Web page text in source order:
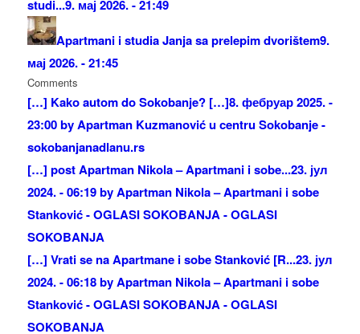
studi...9. мај 2026. - 21:49
Apartmani i studia Janja sa prelepim dvorištem9.
мај 2026. - 21:45
Comments
[…] Kako autom do Sokobanje? […]8. фебруар 2025. -
23:00 by Apartman Kuzmanović u centru Sokobanje -
sokobanjanadlanu.rs
[…] post Apartman Nikola – Apartmani i sobe...23. јул
2024. - 06:19 by Apartman Nikola – Apartmani i sobe
Stanković - OGLASI SOKOBANJA - OGLASI
SOKOBANJA
[…] Vrati se na Apartmane i sobe Stanković [R...23. јул
2024. - 06:18 by Apartman Nikola – Apartmani i sobe
Stanković - OGLASI SOKOBANJA - OGLASI
SOKOBANJA